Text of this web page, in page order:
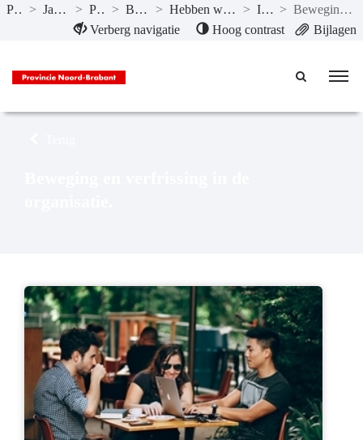
Naar hoofdinhoud
Publicaties > Jaarstukken 2022 > Paragrafen > Bedrijfsvoering > Hebben we bereikt wat we wilden bereiken? > Indicatoren >
Beweging en verfrissing in de organisatie.
Verberg navigatie
Hoog contrast Bijlagen